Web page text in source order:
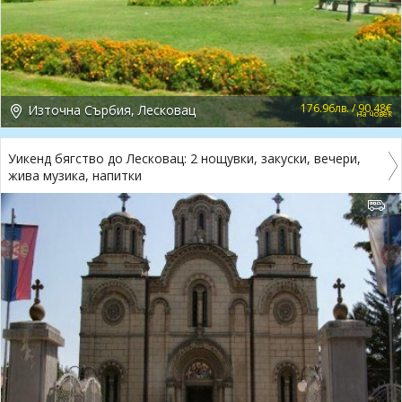
Източна Сърбия, Лесковац 176.96лв. / 90.48€
на човек
Уикенд бягство до Лесковац: 2 нощувки, закуски, вечери,
жива музика, напитки